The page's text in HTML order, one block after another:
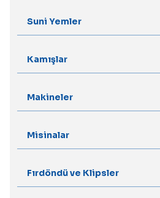
Suni Yemler
Kamışlar
Makineler
Misinalar
Fırdöndü ve Klipsler